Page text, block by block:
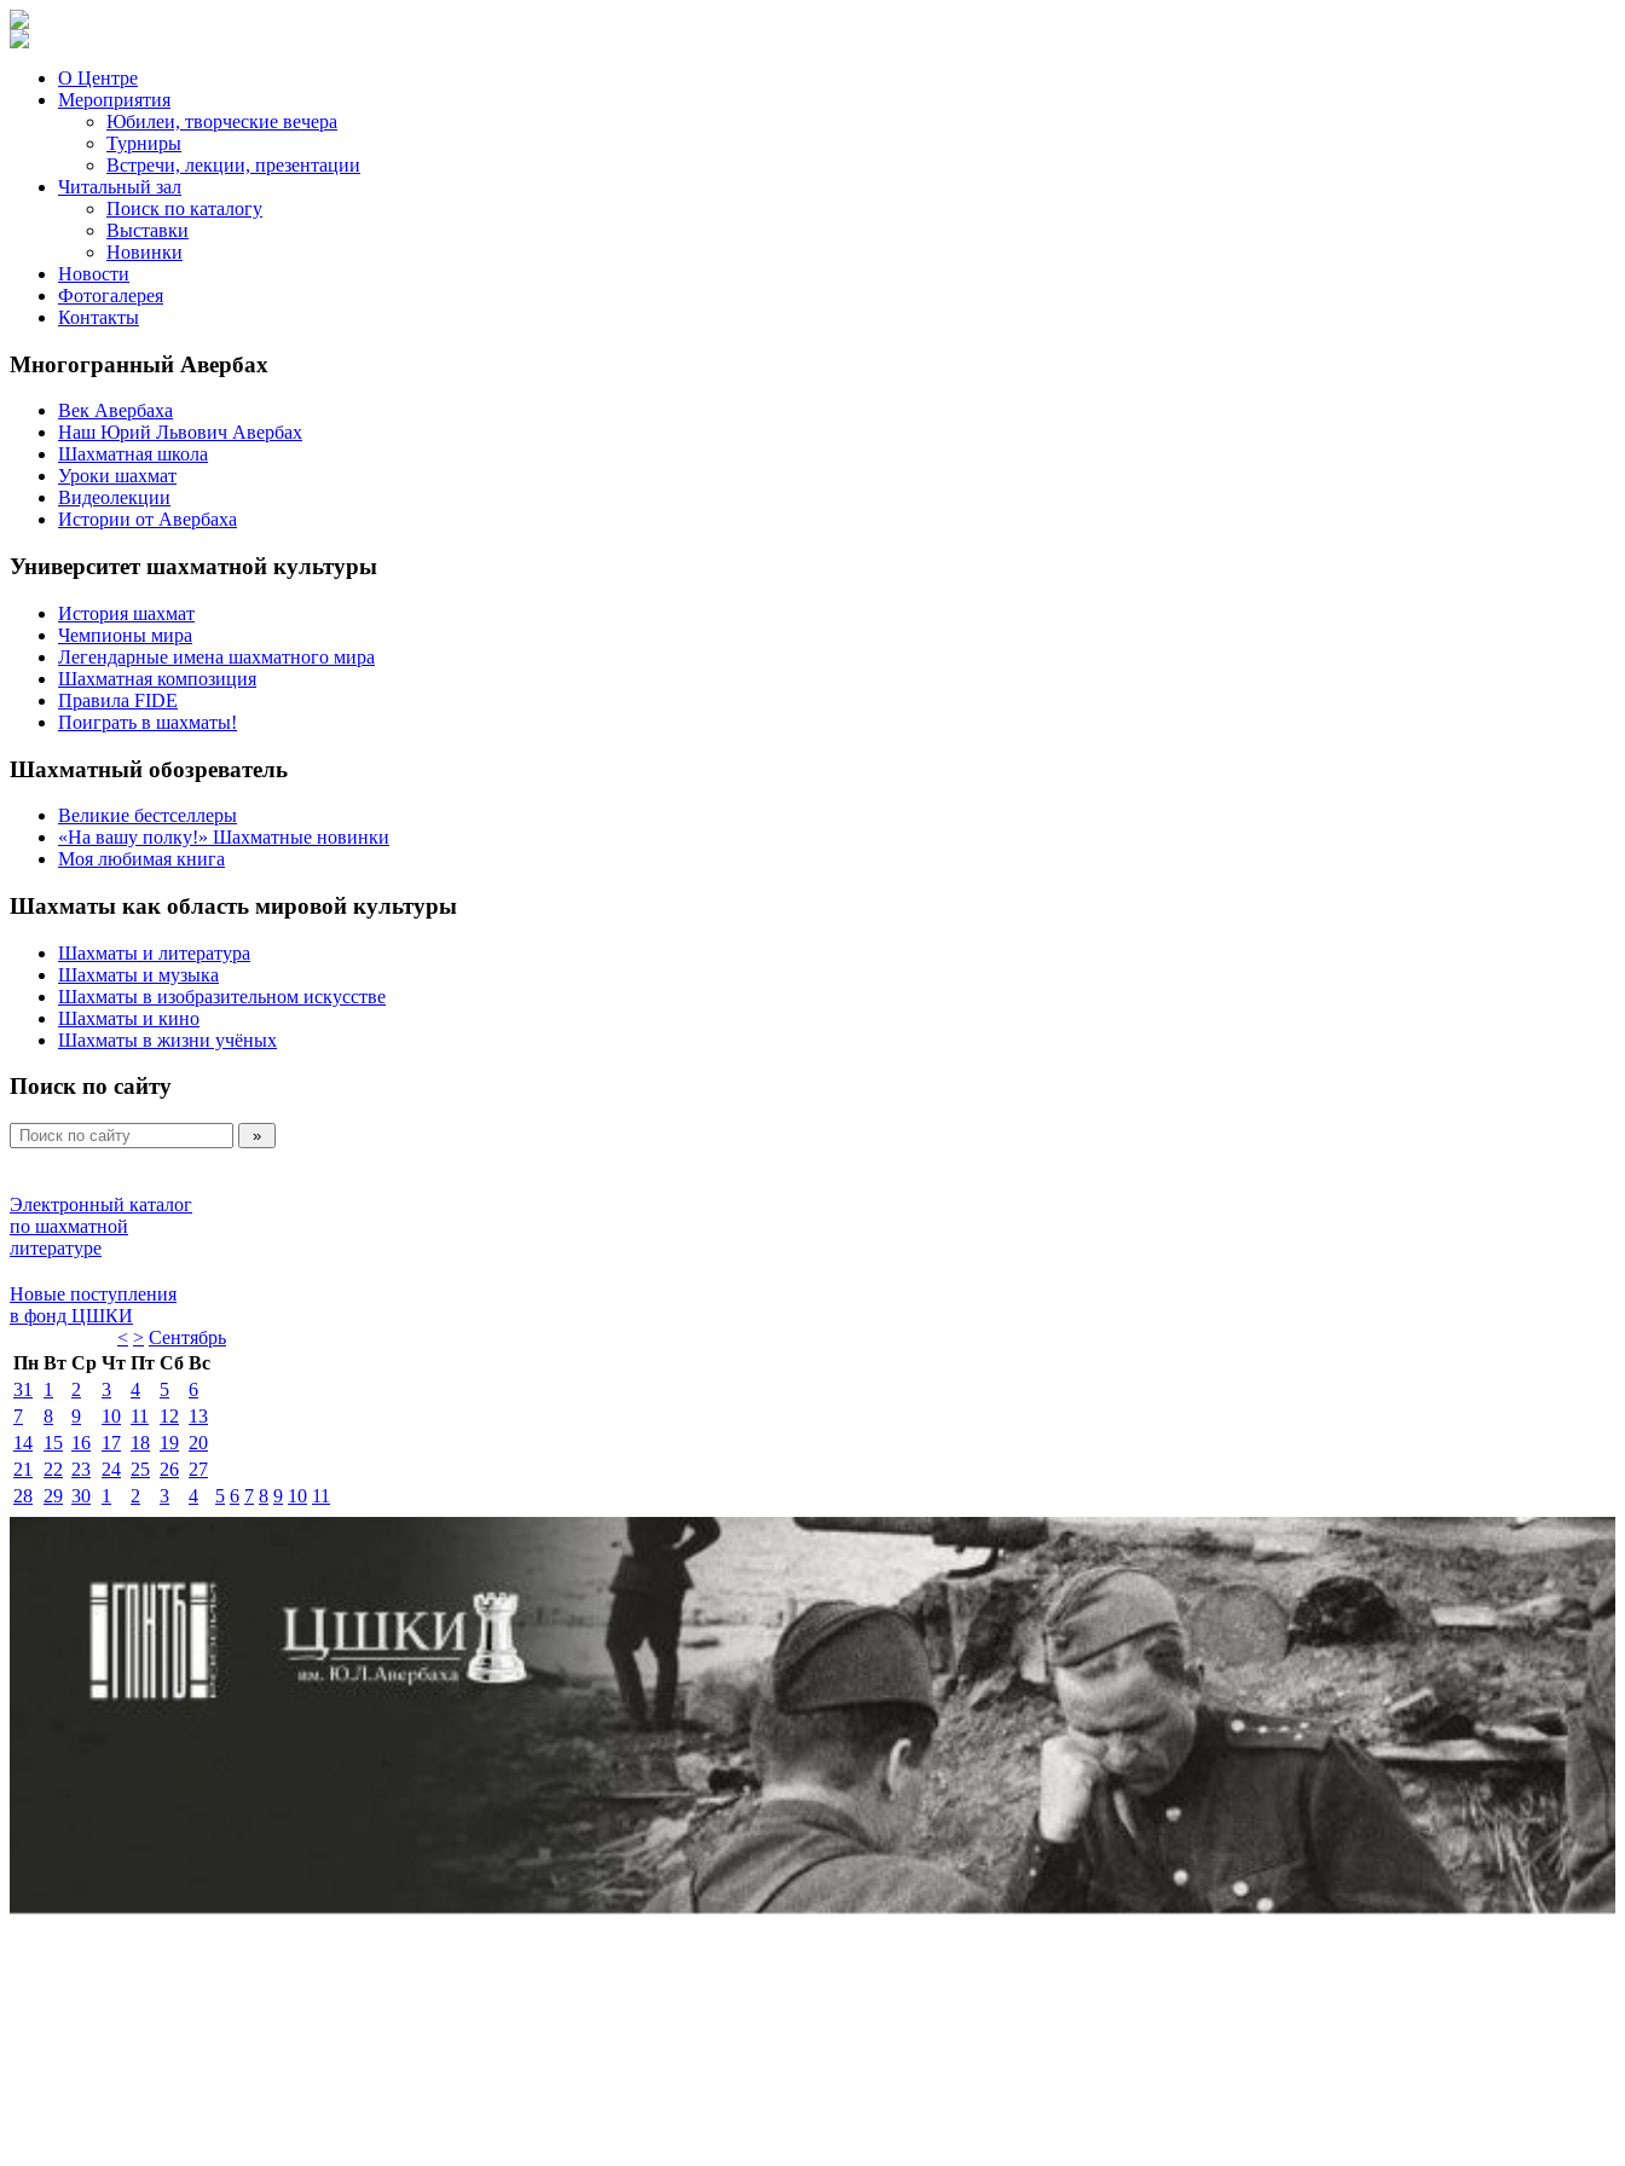
О Центре
Мероприятия
Юбилеи, творческие вечера
Турниры
Встречи, лекции, презентации
Читальный зал
Поиск по каталогу
Выставки
Новинки
Новости
Фотогалерея
Контакты
Многогранный Авербах
Век Авербаха
Наш Юрий Львович Авербах
Шахматная школа
Уроки шахмат
Видеолекции
Истории от Авербаха
Университет шахматной культуры
История шахмат
Чемпионы мира
Легендарные имена шахматного мира
Шахматная композиция
Правила FIDE
Поиграть в шахматы!
Шахматный обозреватель
Великие бестселлеры
«На вашу полку!» Шахматные новинки
Моя любимая книга
Шахматы как область мировой культуры
Шахматы и литература
Шахматы и музыка
Шахматы в изобразительном искусстве
Шахматы и кино
Шахматы в жизни учёных
Поиск по сайту
Электронный каталог
по шахматной
литературе
Новые поступления
в фонд ЦШКИ
< > Сентябрь
Пн Вт Ср Чт Пт Сб Вс
31
1 2 3 4 5
6
7
8 9 10 11 12 13
14 15 16 17 18 19 20
21
22 23 24 25 26 27
28 29 30 1 2 3 4 5 6 7 8 9 10 11